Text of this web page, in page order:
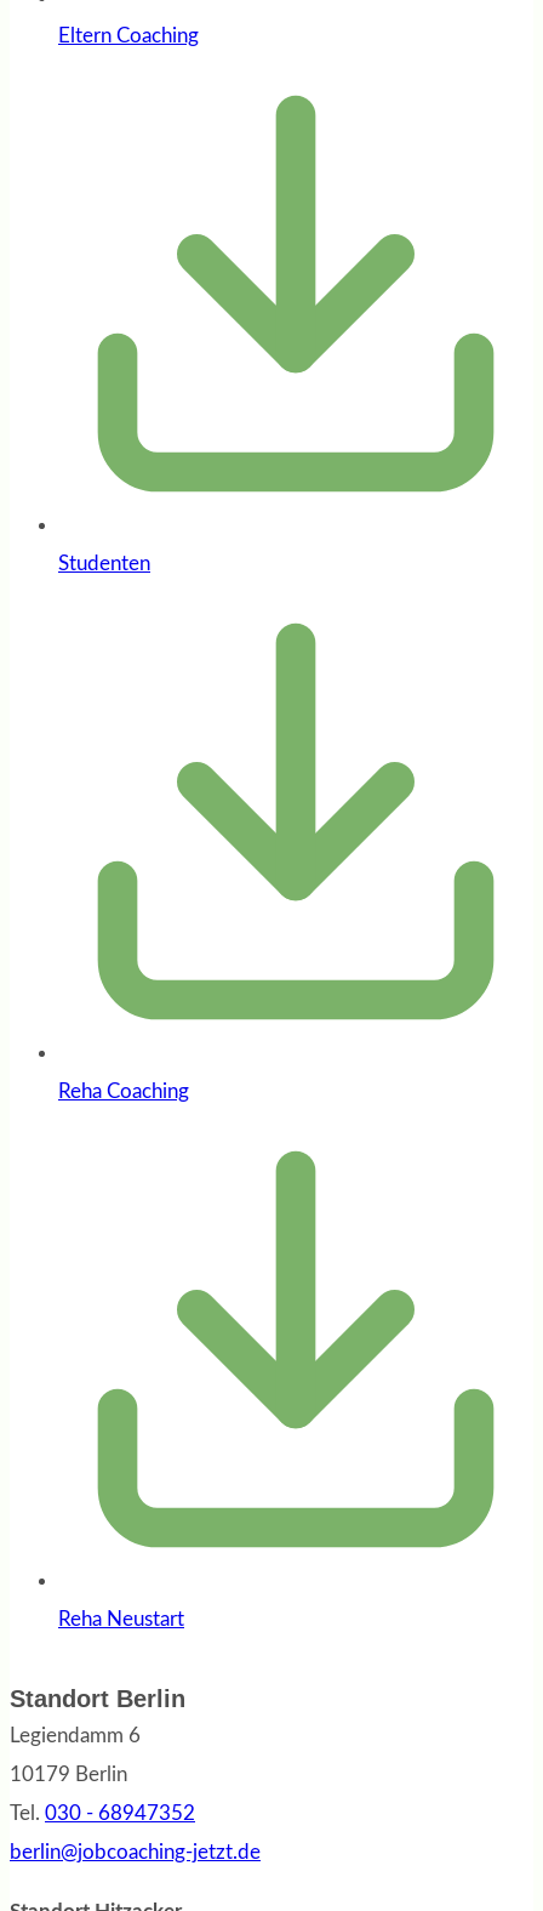
Eltern Coaching
Studenten
Reha Coaching
Reha Neustart
Standort Berlin
Legiendamm 6
10179 Berlin
Tel. 030 - 68947352
berlin@jobcoaching-jetzt.de